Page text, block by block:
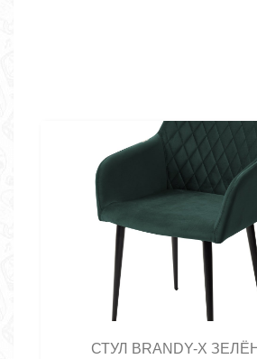
СТУЛ BRANDY-X